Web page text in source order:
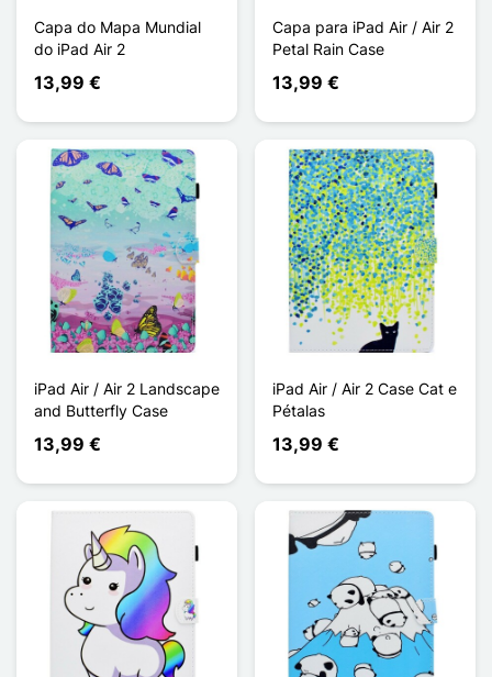
Capa do Mapa Mundial
do iPad Air 2
13,99 €
Capa para iPad Air / Air 2
Petal Rain Case
13,99 €
iPad Air / Air 2 Landscape
and Butterfly Case
13,99 €
iPad Air / Air 2 Case Cat e
Pétalas
13,99 €